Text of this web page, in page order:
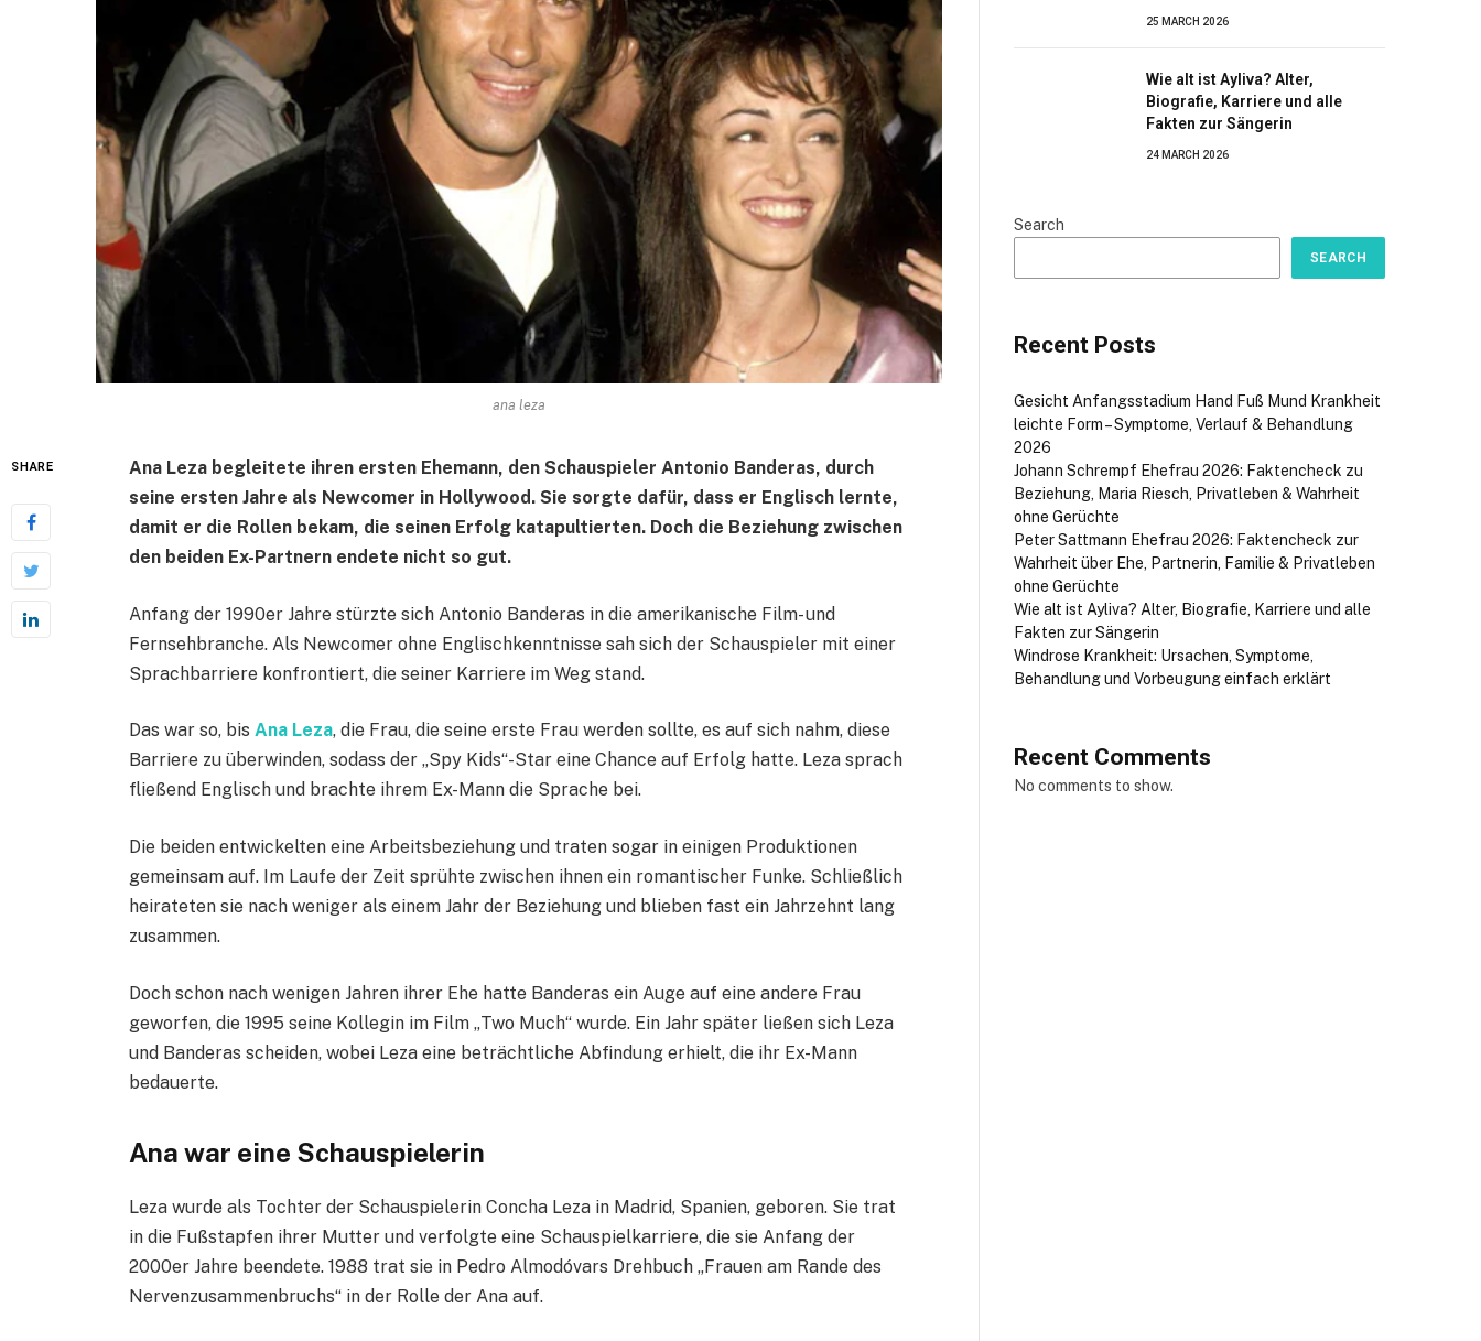
ana leza
SHARE
Ana Leza begleitete ihren ersten Ehemann, den Schauspieler Antonio Banderas, durch
seine ersten Jahre als Newcomer in Hollywood. Sie sorgte dafür, dass er Englisch lernte,
damit er die Rollen bekam, die seinen Erfolg katapultierten. Doch die Beziehung zwischen
den beiden Ex-Partnern endete nicht so gut.
Anfang der 1990er Jahre stürzte sich Antonio Banderas in die amerikanische Film- und
Fernsehbranche. Als Newcomer ohne Englischkenntnisse sah sich der Schauspieler mit einer
Sprachbarriere konfrontiert, die seiner Karriere im Weg stand.
Das war so, bisAna Leza, die Frau, die seine erste Frau werden sollte, es auf sich nahm, diese
Barriere zu überwinden, sodass der „Spy Kids“-Star eine Chance auf Erfolg hatte. Leza sprach
fließend Englisch und brachte ihrem Ex-Mann die Sprache bei.
Die beiden entwickelten eine Arbeitsbeziehung und traten sogar in einigen Produktionen
gemeinsam auf. Im Laufe der Zeit sprühte zwischen ihnen ein romantischer Funke. Schließlich
heirateten sie nach weniger als einem Jahr der Beziehung und blieben fast ein Jahrzehnt lang
zusammen.
Doch schon nach wenigen Jahren ihrer Ehe hatte Banderas ein Auge auf eine andere Frau
geworfen, die 1995 seine Kollegin im Film „Two Much“ wurde. Ein Jahr später ließen sich Leza
und Banderas scheiden, wobei Leza eine beträchtliche Abfindung erhielt, die ihr Ex-Mann
bedauerte.
Ana war eine Schauspielerin
Leza wurde als Tochter der Schauspielerin Concha Leza in Madrid, Spanien, geboren. Sie trat
in die Fußstapfen ihrer Mutter und verfolgte eine Schauspielkarriere, die sie Anfang der
2000er Jahre beendete. 1988 trat sie in Pedro Almodóvars Drehbuch „Frauen am Rande des
Nervenzusammenbruchs“ in der Rolle der Ana auf.
25 MARCH 2026
Wie alt ist Ayliva? Alter,
Biografie, Karriere und alle
Fakten zur Sängerin
24 MARCH 2026
Search
SEARCH
Recent Posts
Gesicht Anfangsstadium Hand Fuß Mund Krankheit
leichte Form – Symptome, Verlauf & Behandlung
2026
Johann Schrempf Ehefrau 2026: Faktencheck zu
Beziehung, Maria Riesch, Privatleben & Wahrheit
ohne Gerüchte
Peter Sattmann Ehefrau 2026: Faktencheck zur
Wahrheit über Ehe, Partnerin, Familie & Privatleben
ohne Gerüchte
Wie alt ist Ayliva? Alter, Biografie, Karriere und alle
Fakten zur Sängerin
Windrose Krankheit: Ursachen, Symptome,
Behandlung und Vorbeugung einfach erklärt
Recent Comments
No comments to show.